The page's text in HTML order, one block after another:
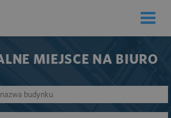
Toggle
MIEJSCE NA BIURO